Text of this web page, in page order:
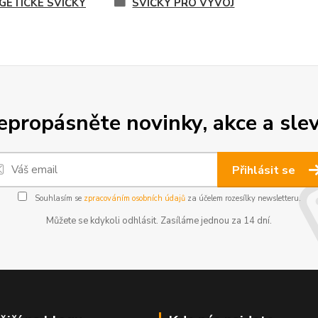
novinky, akce a
Přihlásit se
Souhlasím se zpracováním osobních údajůza účelem rozesílky newsletteru.
Můžete se kdykoli odhlásit. Zasíláme jednou za 14 dní.